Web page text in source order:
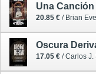
Una
20.85 € / Brian
Oscura
17.05 € / Carlos J.